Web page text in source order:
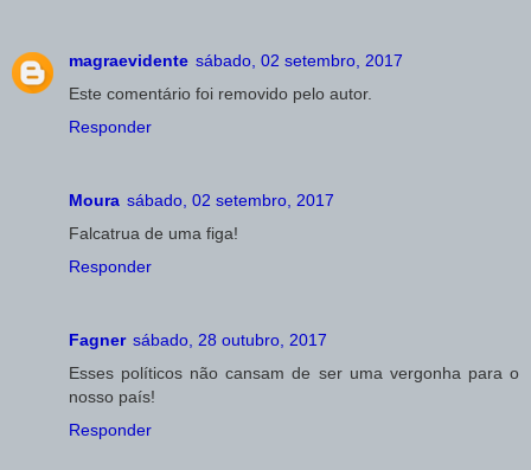
magraevidente sábado, 02 setembro, 2017
Este comentário foi removido pelo autor.
Responder
Moura sábado, 02 setembro, 2017
Falcatrua de uma figa!
Responder
Fagner sábado, 28 outubro, 2017
Esses políticos não cansam de ser uma vergonha para o
nosso país!
Responder